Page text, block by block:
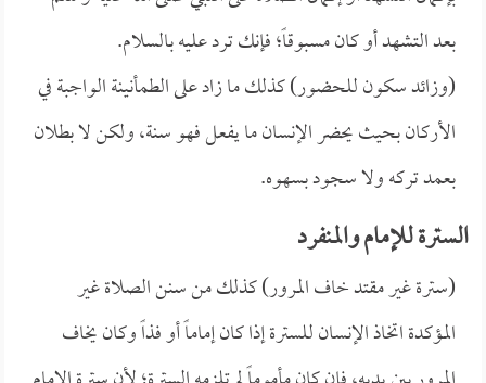
بعد التشهد أو كان مسبوقاً؛ فإنك ترد عليه بالسلام.
(وزائد سكون للحضور) كذلك ما زاد على الطمأنينة الواجبة في
الأركان بحيث يحضر الإنسان ما يفعل فهو سنة، ولكن لا بطلان
بعمد تركه ولا سجود بسهوه.
السترة للإمام والمنفرد
(سترة غير مقتد خاف المرور) كذلك من سنن الصلاة غير
المؤكدة اتخاذ الإنسان للسترة إذا كان إماماً أو فذاً وكان يخاف